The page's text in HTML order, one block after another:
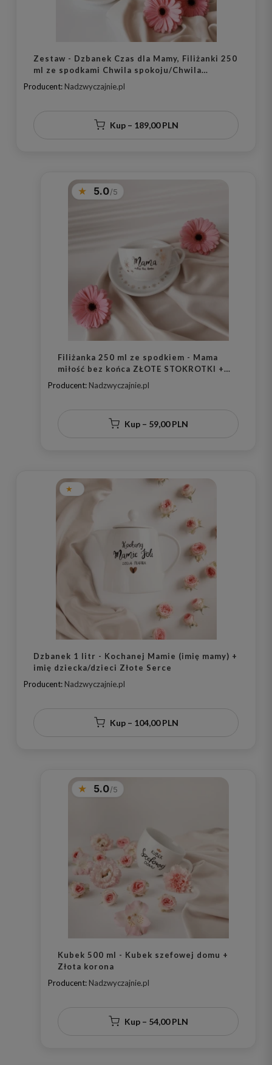
Zestaw - Dzbanek Czas dla Mamy, Filiżanki 250
ml ze spodkami Chwila spokoju/Chwila
szczęścia ZŁOTE NAKROPIENIA
Producent: Nadzwyczajnie.pl
Kup – 189,00 PLN
5.0
Filiżanka 250 ml ze spodkiem - Mama
miłość bez końca ZŁOTE STOKROTKI +
spodek ZŁOTE STOKROTKI
Producent: Nadzwyczajnie.pl
Kup – 59,00 PLN
Dzbanek 1 litr - Kochanej Mamie (imię mamy) +
imię dziecka/dzieci Złote Serce
Producent: Nadzwyczajnie.pl
Kup – 104,00 PLN
5.0
Kubek 500 ml - Kubek szefowej domu +
Złota korona
Producent: Nadzwyczajnie.pl
Kup – 54,00 PLN